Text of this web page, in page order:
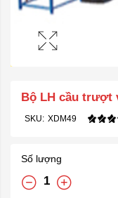
Bộ LH cầu trượt
SKU: XDM49
Số lượng